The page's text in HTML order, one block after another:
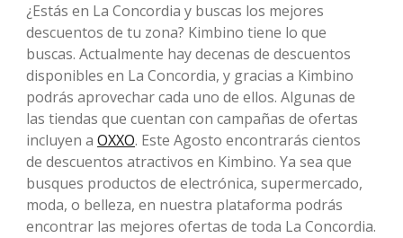
¿Estás en La Concordia y buscas los mejores
descuentos de tu zona? Kimbino tiene lo que
buscas. Actualmente hay decenas de descuentos
disponibles en La Concordia, y gracias a Kimbino
podrás aprovechar cada uno de ellos. Algunas de
las tiendas que cuentan con campañas de ofertas
incluyen a OXXO. Este Agosto encontrarás cientos
de descuentos atractivos en Kimbino. Ya sea que
busques productos de electrónica, supermercado,
moda, o belleza, en nuestra plataforma podrás
encontrar las mejores ofertas de toda La Concordia.